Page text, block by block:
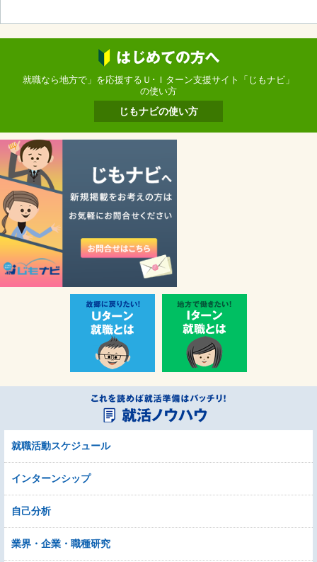
就職なら地方で」を応援するＵ･Ｉターン支援サイト「じもナビ」
の使い方
じもナビの使い方
就職活動スケジュール
インターンシップ
自己分析
業界・企業・職種研究